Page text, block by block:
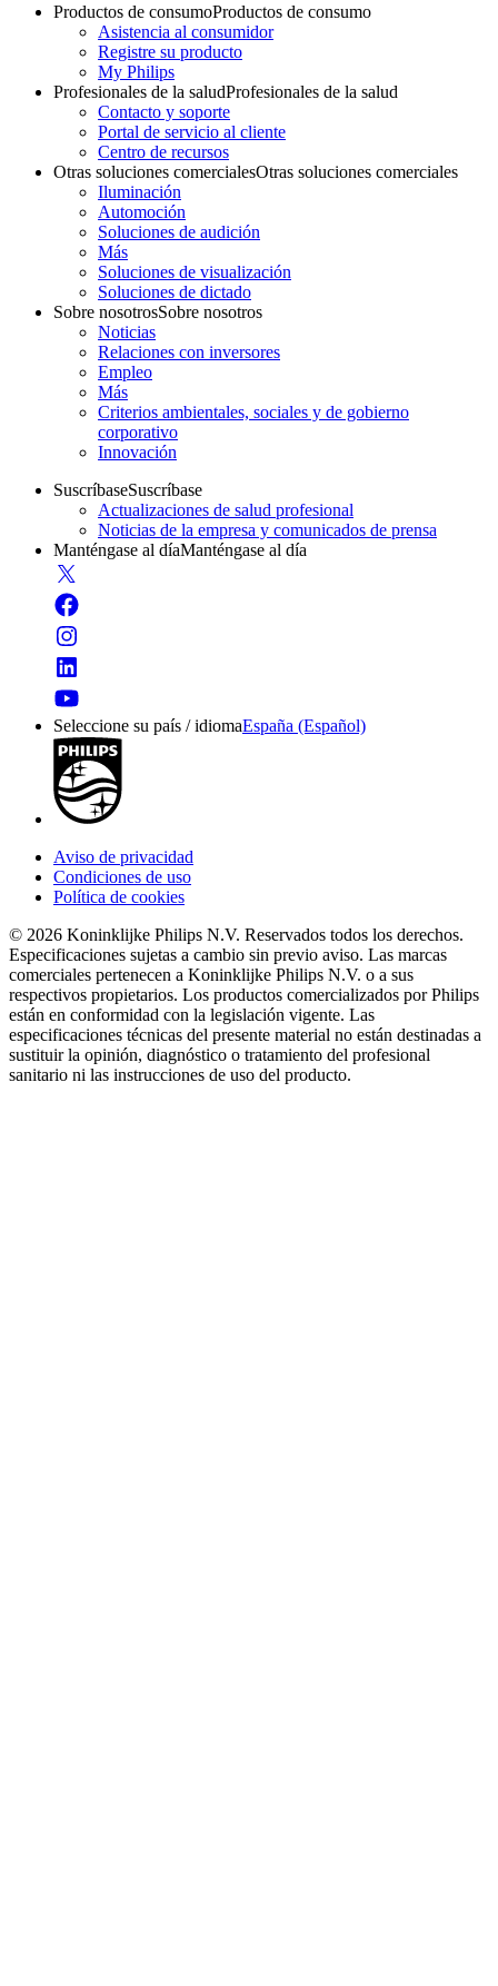
Productos de consumoProductos de consumo
Asistencia al consumidor
Registre su producto
My Philips
Profesionales de la saludProfesionales de la salud
Contacto y soporte
Portal de servicio al cliente
Centro de recursos
Otras soluciones comercialesOtras soluciones comerciales
Iluminación
Automoción
Soluciones de audición
Más
Soluciones de visualización
Soluciones de dictado
Sobre nosotrosSobre nosotros
Noticias
Relaciones con inversores
Empleo
Más
Criterios ambientales, sociales y de gobierno
corporativo
Innovación
SuscríbaseSuscríbase
Actualizaciones de salud profesional
Noticias de la empresa y comunicados de prensa
Manténgase al díaManténgase al día
Seleccione su país / idiomaEspaña (Español)
Aviso de privacidad
Condiciones de uso
Política de cookies
© 2026 Koninklijke Philips N.V. Reservados todos los derechos.
Especificaciones sujetas a cambio sin previo aviso. Las marcas
comerciales pertenecen a Koninklijke Philips N.V. o a sus
respectivos propietarios. Los productos comercializados por Philips
están en conformidad con la legislación vigente. Las
especificaciones técnicas del presente material no están destinadas a
sustituir la opinión, diagnóstico o tratamiento del profesional
sanitario ni las instrucciones de uso del producto.